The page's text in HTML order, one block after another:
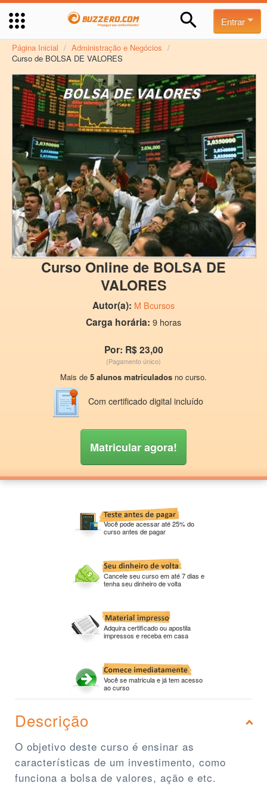
Entrar
Página Inicial / Administração e Negócios /
Curso de BOLSA DE VALORES
Curso Online de BOLSA DE
VALORES
Autor(a): M Bcursos
Carga horária: 9 horas
Por: R$ 23,00
(Pagamento único)
Mais de 5 alunos matriculados no curso.
Com certificado digital incluído
Matricular agora!
Você pode acessar até 25% do
curso antes de pagar
Cancele seu curso em até 7 dias e
tenha seu dinheiro de volta
Adquira certificado ou apostila
impressos e receba em casa
Você se matricula e já tem acesso
ao curso
Descrição
O objetivo deste curso é ensinar as
características de um investimento, como
funciona a bolsa de valores, ação e etc.